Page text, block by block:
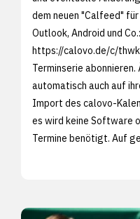
dem neuen "Calfeed"
Outlook, Android und
https://calovo.de/c/
Terminserie
automatisch auch auf
Import des calovo-
es wird keine Software
Termine benötigt. Auf